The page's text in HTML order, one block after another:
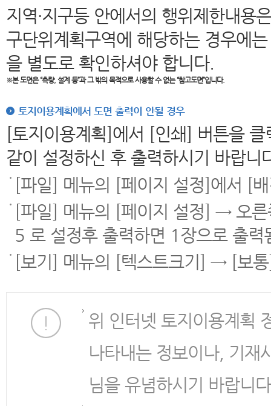
지역·지구등 안에서의 행위제한내용
구단위계획구역에 해당하는 경우에
을 별도로 확인하셔야 합니다.
※본 도면은“측량, 설계 등”과 그 밖의 목적으로 사용할 수 없는 “참고도면”입니다.
토지이용계획에서 도면 출력이 안될 경우
[토지이용계획]에서 [인쇄] 버튼을
같이 설정하신 후 출력하시기 바랍니
[파일] 메뉴의 [페이지 설정]에서 [
[파일] 메뉴의 [페이지 설정] → 오
5 로 설정후 출력하면 1장으로 출력
[보기] 메뉴의 [텍스트크기] → [보
위 인터넷 토지이용계획
나타내는 정보이나, 기재
님을 유념하시기 바랍니